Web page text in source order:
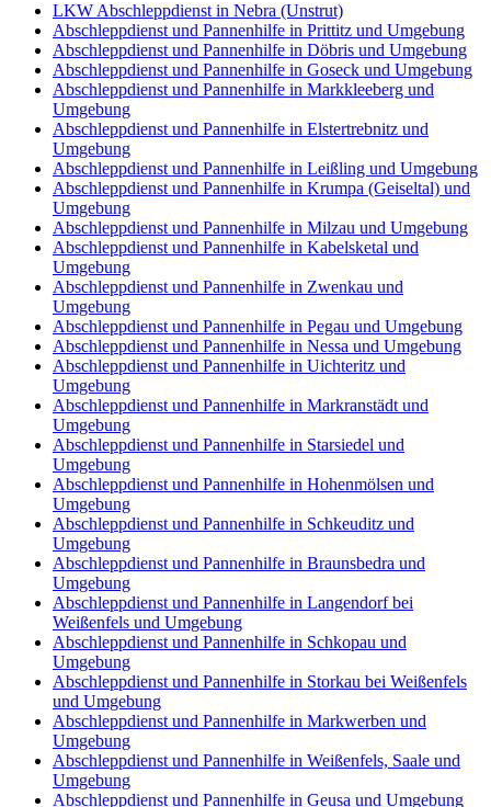
LKW Abschleppdienst in Nebra (Unstrut)
Abschleppdienst und Pannenhilfe in Prittitz und Umgebung
Abschleppdienst und Pannenhilfe in Döbris und Umgebung
Abschleppdienst und Pannenhilfe in Goseck und Umgebung
Abschleppdienst und Pannenhilfe in Markkleeberg und
Umgebung
Abschleppdienst und Pannenhilfe in Elstertrebnitz und
Umgebung
Abschleppdienst und Pannenhilfe in Leißling und Umgebung
Abschleppdienst und Pannenhilfe in Krumpa (Geiseltal) und
Umgebung
Abschleppdienst und Pannenhilfe in Milzau und Umgebung
Abschleppdienst und Pannenhilfe in Kabelsketal und
Umgebung
Abschleppdienst und Pannenhilfe in Zwenkau und
Umgebung
Abschleppdienst und Pannenhilfe in Pegau und Umgebung
Abschleppdienst und Pannenhilfe in Nessa und Umgebung
Abschleppdienst und Pannenhilfe in Uichteritz und
Umgebung
Abschleppdienst und Pannenhilfe in Markranstädt und
Umgebung
Abschleppdienst und Pannenhilfe in Starsiedel und
Umgebung
Abschleppdienst und Pannenhilfe in Hohenmölsen und
Umgebung
Abschleppdienst und Pannenhilfe in Schkeuditz und
Umgebung
Abschleppdienst und Pannenhilfe in Braunsbedra und
Umgebung
Abschleppdienst und Pannenhilfe in Langendorf bei
Weißenfels und Umgebung
Abschleppdienst und Pannenhilfe in Schkopau und
Umgebung
Abschleppdienst und Pannenhilfe in Storkau bei Weißenfels
und Umgebung
Abschleppdienst und Pannenhilfe in Markwerben und
Umgebung
Abschleppdienst und Pannenhilfe in Weißenfels, Saale und
Umgebung
Abschleppdienst und Pannenhilfe in Geusa und Umgebung